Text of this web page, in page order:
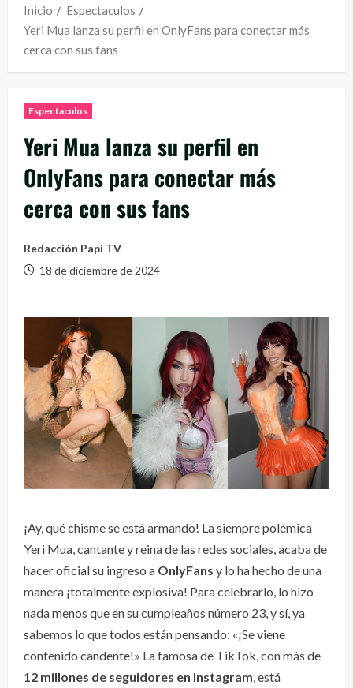
Inicio
Espectaculos
Yeri Mua lanza su perfil en OnlyFans para conectar más
cerca con sus fans
Espectaculos
Yeri Mua lanza su perfil en
OnlyFans para conectar más
cerca con sus fans
Redacción Papi TV
18 de diciembre de 2024
¡Ay, qué chisme se está armando! La siempre polémica
Yeri Mua, cantante y reina de las redes sociales, acaba de
hacer oficial su ingreso a OnlyFans y lo ha hecho de una
manera ¡totalmente explosiva! Para celebrarlo, lo hizo
nada menos que en su cumpleaños número 23, y sí, ya
sabemos lo que todos están pensando: «¡Se viene
contenido candente!» La famosa de TikTok, con más de
12 millones de seguidores en Instagram, está